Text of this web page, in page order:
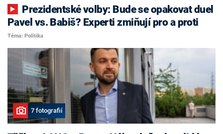
Pavel vs. Babiš? Experti zmiňují pro a proti
Téma: Politika
7 fotografií